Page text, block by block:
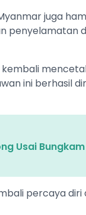
juga
ini berhasil
Usai
percaya